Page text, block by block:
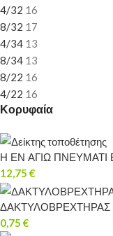
4/32 16
8/32 17
4/34 13
8/34 13
8/22 16
4/22 16
Κορυφαία
Η ΕΝ ΑΓΙΩ
12,75 €
ΔΑΚΤΥΛΟΒΡΕΧΤΗΡΑΣ
0,75 €